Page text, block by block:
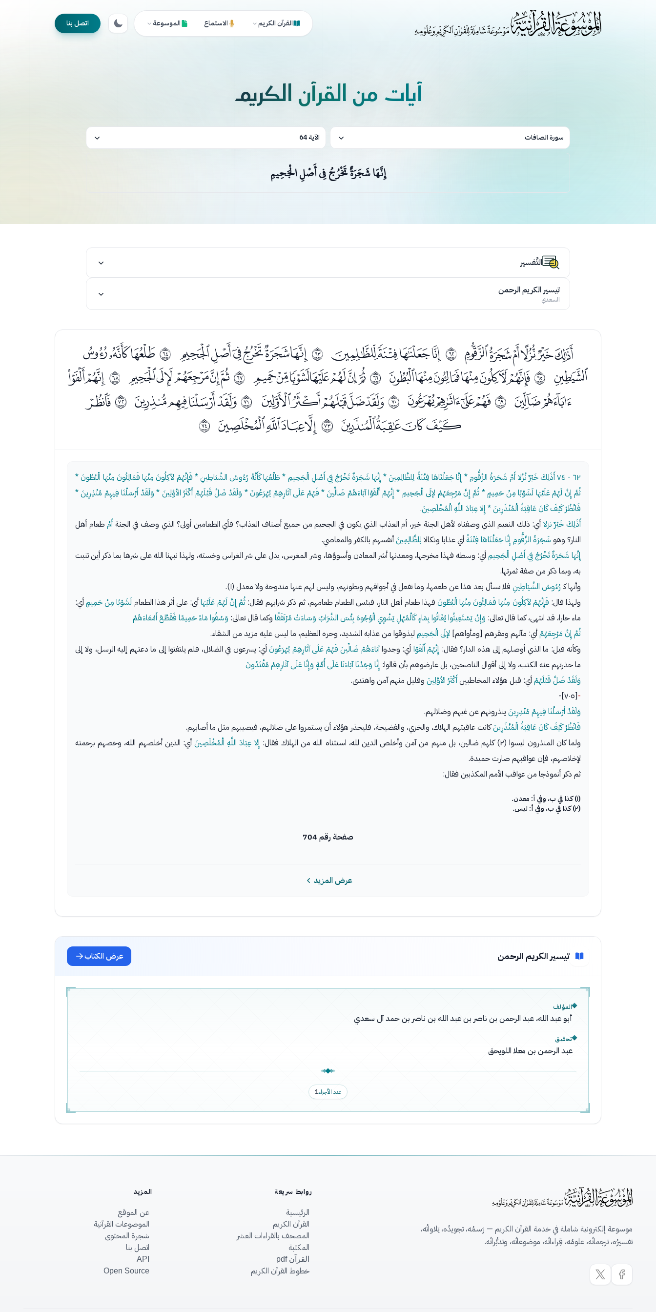
القرآن الكريم الاستماع الموسوعة اتصل بنا
آيات من القرآن الكريم
سورة الصافات الآية 64
إِنَّهَا شَجَرَةٌ تَخْرُجُ فِي أَصْلِ الْجَحِيمِ
التَّفسير
تيسير الكريم الرحمن
السعدي
ﮌﮍﮎﮏﮐﮑ ﰽﮓﮔﮕﮖ ﰾﮘﮙﮚﮛﮜﮝ ﰿﮟﮠﮡ
ﮢ ﱀﮤﮥﮦﮧﮨﮩ ﱁﮫﮬﮭﮮﮯﮰﮱ ﱂﯔﯕﯖﯗﯘ ﱃﯚﯛ
ﯜﯝ ﱄﯟﯠﯡﯢ ﱅﯤﯥﯦﯧﯨ ﱆﯪﯫﯬﯭ ﱇﯯ
ﯰﯱﯲﯳ ﱈﯵﯶﯷﯸ ﱉ
٦٢ - ٧٤
أَذَلِكَ خَيْرٌ نُزُلا أَمْ شَجَرَةُ الزَّقُّومِ * إِنَّا جَعَلْنَاهَا فِتْنَةً لِلظَّالِمِينَ * إِنَّهَا شَجَرَةٌ تَخْرُجُ فِي أَصْلِ الْجَحِيمِ * طَلْعُهَا كَأَنَّهُ رُءُوسُ الشَّيَاطِينِ * فَإِنَّهُمْ لآكِلُونَ مِنْهَا فَمَالِئُونَ مِنْهَا الْبُطُونَ *
ثُمَّ إِنَّ لَهُمْ عَلَيْهَا لَشَوْبًا مِنْ حَمِيمٍ * ثُمَّ إِنَّ مَرْجِعَهُمْ لإلَى الْجَحِيمِ * إِنَّهُمْ أَلْفَوْا آبَاءَهُمْ ضَالِّينَ * فَهُمْ عَلَى آثَارِهِمْ يُهْرَعُونَ * وَلَقَدْ ضَلَّ قَبْلَهُمْ أَكْثَرُ الأوَّلِينَ * وَلَقَدْ أَرْسَلْنَا فِيهِمْ مُنْذِرِينَ *
فَانْظُرْ كَيْفَ كَانَ عَاقِبَةُ الْمُنْذَرِينَ * إِلا عِبَادَ اللَّهِ الْمُخْلَصِينَ.
أَذَلِكَ خَيْرٌ نزلا أي: ذلك النعيم الذي وصفناه لأهل الجنة خير، أم العذاب الذي يكون في الجحيم من جميع أصناف العذاب؟ فأي الطعامين أولى؟ الذي وصف في الجنة أَمْطعام أهل
النار؟ وهو شَجَرَةُ الزَّقُّومِ إِنَّا جَعَلْنَاهَا فِتْنَةً أي عذابا ونكالالِلظَّالِمِينَأنفسهم بالكفر والمعاصي.
إِنَّهَا شَجَرَةٌ تَخْرُجُ فِي أَصْلِ الْجَحِيمِأي: وسطه فهذا مخرجها، ومعدنها أشر المعادن وأسوؤها، وشر المغرس، يدل على شر الغراس وخسته، ولهذا نبهنا الله على شرها بما ذكر أين تنبت
به، وبما ذكر من صفة ثمرتها.
وأنها كـ رُءُوسُ الشَّيَاطِينِ فلا تسأل بعد هذا عن طعمها، وما تفعل في أجوافهم وبطونهم، وليس لهم عنها مندوحة ولا معدل (١).
ولهذا قال: فَإِنَّهُمْ لآكِلُونَ مِنْهَا فَمَالِئُونَ مِنْهَا الْبُطُونَ فهذا طعام أهل النار، فبئس الطعام طعامهم، ثم ذكر شرابهم فقال:ثُمَّ إِنَّ لَهُمْ عَلَيْهَاأي: على أثر هذا الطعام لَشَوْبًا مِنْ حَمِيمٍأي:
ماء حارا، قد انتهى، كما قال تعالى: وَإِنْ يَسْتَغِيثُوا يُغَاثُوا بِمَاءٍ كَالْمُهْلِ يَشْوِي الْوُجُوهَ بِئْسَ الشَّرَابُ وَسَاءَتْ مُرْتَفَقًا وكما قال تعالى: وَسُقُوا مَاءً حَمِيمًا فَقَطَّعَ أَمْعَاءَهُمْ
ثُمَّ إِنَّ مَرْجِعَهُمْأي: مآلهم ومقرهم [ومأواهم] لإلَى الْجَحِيمِ ليذوقوا من عذابه الشديد، وحره العظيم، ما ليس عليه مزيد من الشقاء.
وكأنه قيل: ما الذي أوصلهم إلى هذه الدار؟ فقال: إِنَّهُمْ أَلْفَوْا أي: وجدواآبَاءَهُمْ ضَالِّينَ فَهُمْ عَلَى آثَارِهِمْ يُهْرَعُونَأي: يسرعون في الضلال، فلم يلتفتوا إلى ما دعتهم إليه الرسل، ولا إلى
ما حذرتهم عنه الكتب، ولا إلى أقوال الناصحين، بل عارضوهم بأن قالوا: إِنَّا وَجَدْنَا آبَاءَنَا عَلَى أُمَّةٍ وَإِنَّا عَلَى آثَارِهِمْ مُقْتَدُونَ
وَلَقَدْ ضَلَّ قَبْلَهُمْأي: قبل هؤلاء المخاطبينأَكْثَرُ الأوَّلِينَ وقليل منهم آمن واهتدى.
-[٧٠٥]-
وَلَقَدْ أَرْسَلْنَا فِيهِمْ مُنْذِرِينَ ينذرونهم عن غيهم وضلالهم.
فَانْظُرْ كَيْفَ كَانَ عَاقِبَةُ الْمُنْذَرِينَكانت عاقبتهم الهلاك، والخزي، والفضيحة، فليحذر هؤلاء أن يستمروا على ضلالهم، فيصيبهم مثل ما أصابهم.
ولما كان المنذرون ليسوا (٢) كلهم ضالين، بل منهم من آمن وأخلص الدين لله، استثناه الله من الهلاك فقال:
إِلا عِبَادَ اللَّهِ الْمُخْلَصِينَأي: الذين أخلصهم الله، وخصهم برحمته
لإخلاصهم، فإن عواقبهم صارت حميدة.
ثم ذكر أنموذجا من عواقب الأمم المكذبين فقال:
(١) كذا في ب، وفي أ: معدن.
(٢) كذا في ب، وفي أ: ليس.
صفحة رقم 704
عرض المزيد
تيسير الكريم الرحمن عرض الكتاب
المؤلف
أبو عبد الله، عبد الرحمن بن ناصر بن عبد الله بن ناصر بن حمد آل سعدي
تحقيق
عبد الرحمن بن معلا اللويحق
عدد الأجزاء1
موسوعة إلكترونية شاملة في خدمة القرآن الكريم — رَسمُه، تجويدُه، تِلاواتُه،
تفسيرُه، ترجماتُه، علومُه، قِراءاتُه، موضوعاتُه، وتدبُّراتُه.
روابط سريعة
الرئيسية
القرآن الكريم
المصحف بالقراءات العشر
المكتبة
القرآن pdf
خطوط القرآن الكريم
المزيد
عن الموقع
الموضوعات القرآنية
شجرة المحتوى
اتصل بنا
API
Open Source